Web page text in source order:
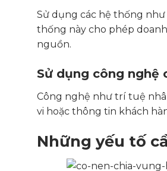
Sử dụng các hệ thống
thống này cho phép
nguồn.
Sử dụng công nghệ
Công nghệ như trí tuệ
vi hoặc thông tin khách
Những yếu tố